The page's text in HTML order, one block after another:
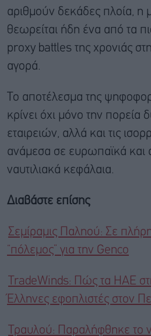
αριθμούν δεκάδες πλοία, η
θεωρείται ήδη ένα από τα
proxy battles της χρονιάς
αγορά.
Το αποτέλεσμα της
κρίνει όχι μόνο την πορεία
εταιρειών, αλλά και τις
ανάμεσα σε ευρωπαϊκά και
ναυτιλιακά κεφάλαια.
Διαβάστε επίσης
Σεμίραμις Παληού: Σε
“πόλεμος” για την Genco
TradeWinds: Πώς τα ΗΑΕ
Έλληνες εφοπλιστές στον
Τραυλού: Παραλήφθηκε το